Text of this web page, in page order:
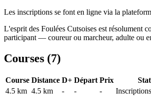
Les inscriptions se font en ligne via la
L'esprit des Foulées Cutsoises est résolument
participant — coureur ou marcheur, adulte ou
Courses (7)
Course Distance D+ Départ Prix
4.5 km 4.5 km - - -